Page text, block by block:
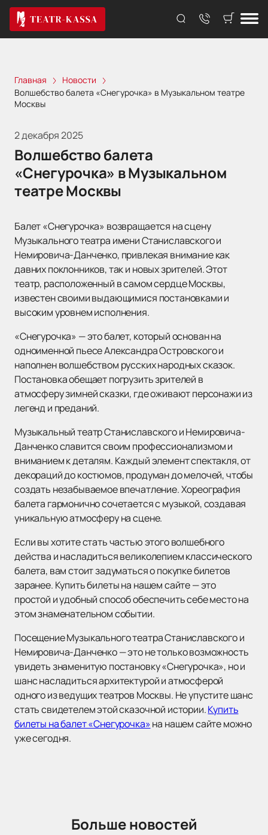
Главная
Новости
Волшебство балета «Снегурочка» в Музыкальном театре
Москвы
2 декабря 2025
Волшебство балета
«Снегурочка» в Музыкальном
театре Москвы
Балет «Снегурочка» возвращается на сцену
Музыкального театра имени Станиславского и
Немировича-Данченко, привлекая внимание как
давних поклонников, так и новых зрителей. Этот
театр, расположенный в самом сердце Москвы,
известен своими выдающимися постановками и
высоким уровнем исполнения.
«Снегурочка» — это балет, который основан на
одноименной пьесе Александра Островского и
наполнен волшебством русских народных сказок.
Постановка обещает погрузить зрителей в
атмосферу зимней сказки, где оживают персонажи из
легенд и преданий.
Музыкальный театр Станиславского и Немировича-
Данченко славится своим профессионализмом и
вниманием к деталям. Каждый элемент спектакля, от
декораций до костюмов, продуман до мелочей, чтобы
создать незабываемое впечатление. Хореография
балета гармонично сочетается с музыкой, создавая
уникальную атмосферу на сцене.
Если вы хотите стать частью этого волшебного
действа и насладиться великолепием классического
балета, вам стоит задуматься о покупке билетов
заранее. Купить билеты на нашем сайте — это
простой и удобный способ обеспечить себе место на
этом знаменательном событии.
Посещение Музыкального театра Станиславского и
Немировича-Данченко — это не только возможность
увидеть знаменитую постановку «Снегурочка», но и
шанс насладиться архитектурой и атмосферой
одного из ведущих театров Москвы. Не упустите шанс
стать свидетелем этой сказочной истории.Купить
билеты на балет «Снегурочка»на нашем сайте можно
уже сегодня.
Больше новостей